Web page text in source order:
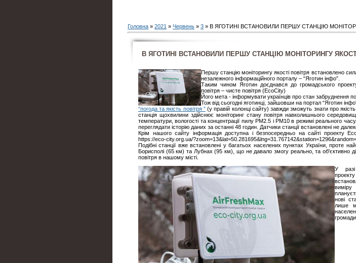
Головна » 2021 » Червень » 3 » В ЯГОТИНІ ВСТАНОВИЛИ ПЕРШУ СТАНЦІЮ
В ЯГОТИНІ ВСТАНОВИЛИ ПЕРШУ СТАНЦІЮ МОНІТОРИНГУ
Першу станцію моніторингу якості повітря встановлено
незалежного інформаційного порталу – “Яготин інфо”.
Таким чином Яготин доєднався до громадського
повітря – чисте повітря (EcoCity)
Його мета - інформувати українців про стан забруднення
Тож від сьогодні яготинці, зайшовши на портал “Яготин
“погода та якість повітря ”(у правій колонці сайту) завжди зможуть знати про якість
станція щохвилини здійснює моніторинг стану повітря навколишнього
температури, вологості та концентрації пилу PM2.5 і PM10 в режимі реального
переглядати історію даних за останні 48 годин. Датчики станції встановлені не
Крім нашого сайту інформація доступна і безпосередньо на сайті проекту
https://eco-city.org.ua/
Подібні станції вже встановлені у багатьох населених пунктах України, проте
Борисполі (65 км) та Лубнах (95 км), що не давало змогу реально, та об'єктивно
повітря в нашому місті.
У разі
виміру
нові
лише
громади.